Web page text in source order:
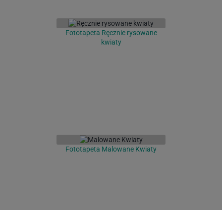
Fototapeta Ręcznie rysowane
kwiaty
Fototapeta Malowane Kwiaty